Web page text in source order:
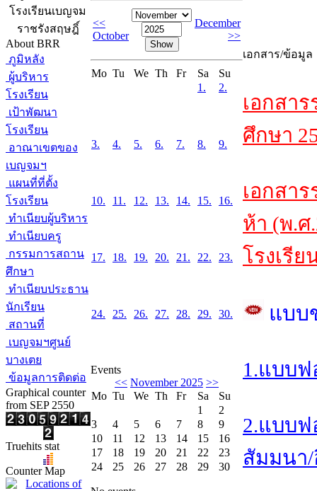
โรงเรียนเบญจม
ราชรังสฤษฎิ์
About BRR
ภูมิหลัง
ผู้บริหาร
โรงเรียน
เป้าพัฒนา
โรงเรียน
อาณาเขตของ
เบญจมฯ
แผนที่ที่ตั้ง
โรงเรียน
ทำเนียบผู้บริหาร
ทำเนียบครู
กรรมการสถาน
ศึกษา
ทำเนียบประธาน
นักเรียน
สถานที่
เบญจมฯศูนย์
บางเตย
ข้อมูลการติดต่อ
Graphical counter
from SEP 2550
Truehits stat
Counter Map
<<
October
December
>>
Mo Tu We Th Fr Sa
Su
1.
2.
3. 4. 5. 6. 7. 8. 9.
10. 11. 12. 13. 14. 15. 16.
17. 18. 19. 20. 21. 22. 23.
24. 25. 26. 27. 28. 29. 30.
Events
<< November 2025 >>
Mo Tu We Th Fr Sa
Su
1
2
3
4 5 6 7 8
9
10
11 12 13 14 15
16
17
18 19 20 21 22
23
24
25 26 27 28 29 30
เอกสาร/ข้อมูล
เอกสา
ศึกษา
เอกสา
ห้า (พ.ศ
โรงเรี
แบบ
1.แบบ
2.แบบ
สัมมนา